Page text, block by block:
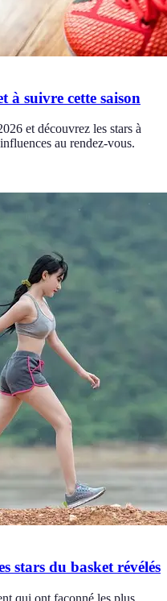
à suivre cette saison
et découvrez les stars à
au rendez-vous.
stars du basket révélés
qui ont façonné les plus